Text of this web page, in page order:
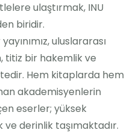
ulaştırmak, INU
biridir.
uluslararası
titiz bir hakemlik ve
Hem kitaplarda hem
akademisyenlerin
eserler; yüksek
derinlik taşımaktadır.